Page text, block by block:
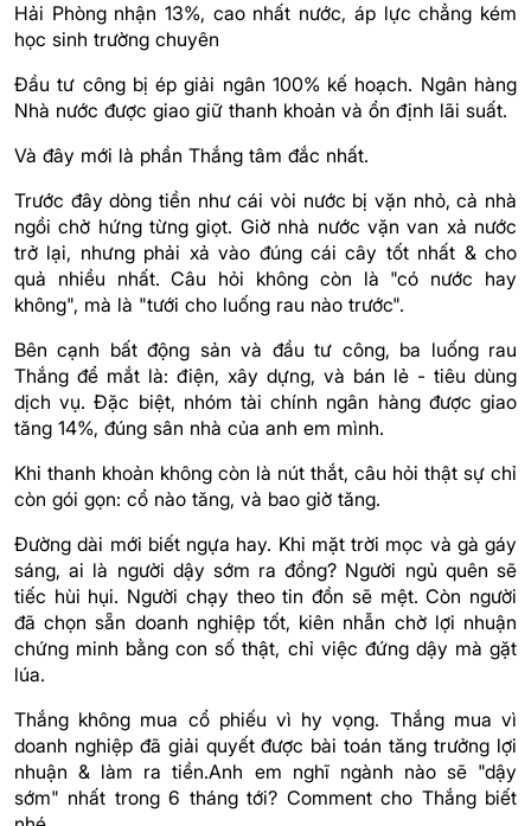
Hải Phòng nhận 13%, cao nhất nước, áp lực chẳng kém
học sinh trường chuyên
Đầu tư công bị ép giải ngân 100% kế hoạch. Ngân hàng
Nhà nước được giao giữ thanh khoản và ổn định lãi suất.
Và đây mới là phần Thắng tâm đắc nhất.
Trước đây dòng tiền như cái vòi nước bị vặn nhỏ, cả nhà
ngồi chờ hứng từng giọt. Giờ nhà nước vặn van xả nước
trở lại, nhưng phải xả vào đúng cái cây tốt nhất & cho
quả nhiều nhất. Câu hỏi không còn là "có nước hay
không", mà là "tưới cho luống rau nào trước".
Bên cạnh bất động sản và đầu tư công, ba luống rau
Thắng để mắt là: điện, xây dựng, và bán lẻ - tiêu dùng
dịch vụ. Đặc biệt, nhóm tài chính ngân hàng được giao
tăng 14%, đúng sân nhà của anh em mình.
Khi thanh khoản không còn là nút thắt, câu hỏi thật sự chỉ
còn gói gọn: cổ nào tăng, và bao giờ tăng.
Đường dài mới biết ngựa hay. Khi mặt trời mọc và gà gáy
sáng, ai là người dậy sớm ra đồng? Người ngủ quên sẽ
tiếc hùi hụi. Người chạy theo tin đồn sẽ mệt. Còn người
đã chọn sẵn doanh nghiệp tốt, kiên nhẫn chờ lợi nhuận
chứng minh bằng con số thật, chỉ việc đứng dậy mà gặt
lúa.
Thắng không mua cổ phiếu vì hy vọng. Thắng mua vì
doanh nghiệp đã giải quyết được bài toán tăng trưởng lợi
nhuận & làm ra tiền.Anh em nghĩ ngành nào sẽ "dậy
sớm" nhất trong 6 tháng tới? Comment cho Thắng biết